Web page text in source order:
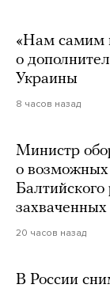
«Нам самим
о
Украины
8 часов назад
Министр
о возможных
20 часов назад
В России